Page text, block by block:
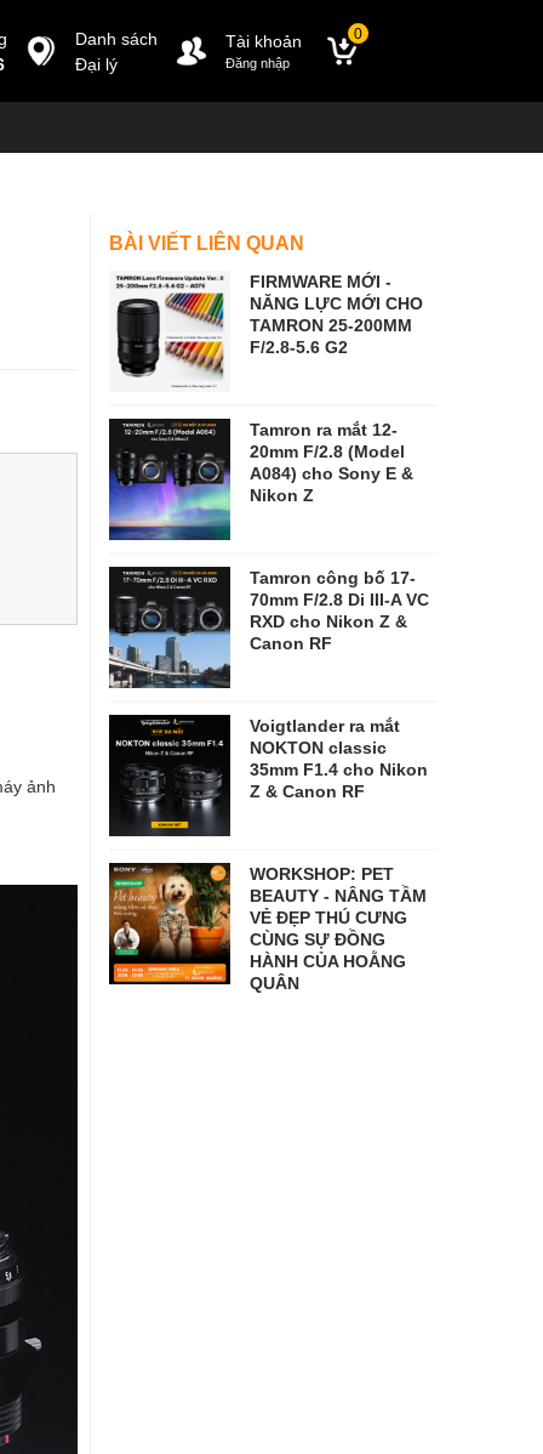
Danh sách
Đại lý
Tài khoản
Đăng nhập
0
ảnh
BÀI VIẾT LIÊN QUAN
FIRMWARE MỚI -
NĂNG LỰC MỚI CHO
TAMRON 25-200MM
F/2.8-5.6 G2
Tamron ra mắt 12-
20mm F/2.8 (Model
A084) cho Sony E &
Nikon Z
Tamron công bố 17-
70mm F/2.8 Di III-A VC
RXD cho Nikon Z &
Canon RF
Voigtlander ra mắt
NOKTON classic
35mm F1.4 cho Nikon
Z & Canon RF
WORKSHOP: PET
BEAUTY - NÂNG TẦM
VẺ ĐẸP THÚ CƯNG
CÙNG SỰ ĐỒNG
HÀNH CỦA HOẰNG
QUÂN